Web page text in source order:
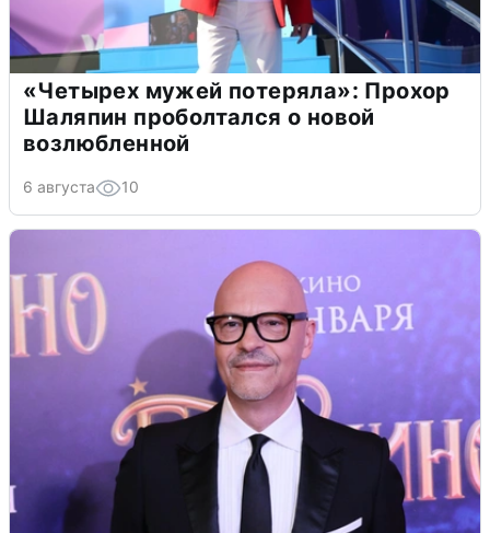
«Четырех мужей потеряла»: Прохор
Шаляпин проболтался о новой
возлюбленной
6 августа 10